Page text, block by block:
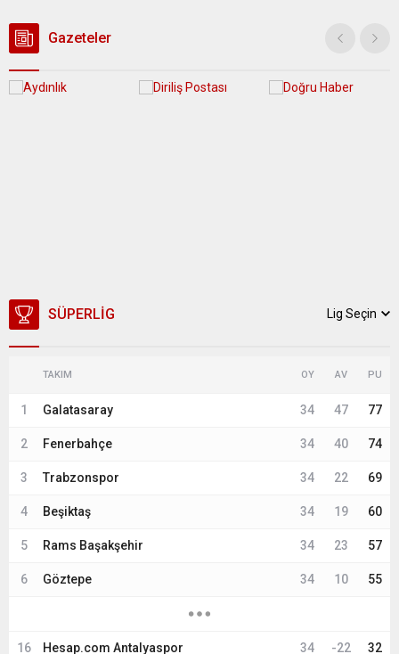
Gazeteler
SÜPERLIG Lig Seçin
TAKIM OY AV PU
1 Galatasaray 34 47 77
2 Fenerbahçe 34 40 74
3 Trabzonspor 34 22 69
4 Beşiktaş 34 19 60
5 Rams Başakşehir 34 23 57
6 Göztepe 34 10 55
16 Hesap.com Antalyaspor 34 -22 32